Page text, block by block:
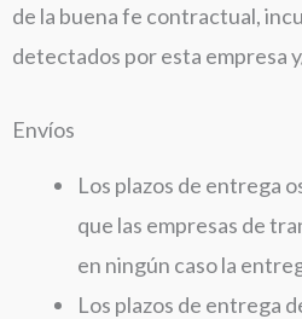
de la buena fe contractual,
detectados por esta empresa
Envíos
Los plazos de entrega
que las empresas de
en ningún caso la
Los plazos de entrega